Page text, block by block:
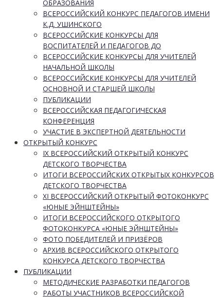
ОБРАЗОВАНИЯ
ВСЕРОССИЙСКИЙ КОНКУРС ПЕДАГОГОВ ИМЕНИ
К.Д. УШИНСКОГО
ВСЕРОССИЙСКИЕ КОНКУРСЫ ДЛЯ
ВОСПИТАТЕЛЕЙ И ПЕДАГОГОВ ДО
ВСЕРОССИЙСКИЕ КОНКУРСЫ ДЛЯ УЧИТЕЛЕЙ
НАЧАЛЬНОЙ ШКОЛЫ
ВСЕРОССИЙСКИЕ КОНКУРСЫ ДЛЯ УЧИТЕЛЕЙ
ОСНОВНОЙ И СТАРШЕЙ ШКОЛЫ
ПУБЛИКАЦИИ
ВСЕРОССИЙСКАЯ ПЕДАГОГИЧЕСКАЯ
КОНФЕРЕНЦИЯ
УЧАСТИЕ В ЭКСПЕРТНОЙ ДЕЯТЕЛЬНОСТИ
ОТКРЫТЫЙ КОНКУРС
IX ВСЕРОССИЙСКИЙ ОТКРЫТЫЙ КОНКУРС
ДЕТСКОГО ТВОРЧЕСТВА
ИТОГИ ВСЕРОССИЙСКИХ ОТКРЫТЫХ КОНКУРСОВ
ДЕТСКОГО ТВОРЧЕСТВА
XI ВСЕРОССИЙСКИЙ ОТКРЫТЫЙ ФОТОКОНКУРС
«ЮНЫЕ ЭЙНШТЕЙНЫ»
ИТОГИ ВСЕРОССИЙСКОГО ОТКРЫТОГО
ФОТОКОНКУРСА «ЮНЫЕ ЭЙНШТЕЙНЫ»
ФОТО ПОБЕДИТЕЛЕЙ И ПРИЗЁРОВ
АРХИВ ВСЕРОССИЙСКОГО ОТКРЫТОГО
КОНКУРСА ДЕТСКОГО ТВОРЧЕСТВА
ПУБЛИКАЦИИ
МЕТОДИЧЕСКИЕ РАЗРАБОТКИ ПЕДАГОГОВ
РАБОТЫ УЧАСТНИКОВ ВСЕРОССИЙСКОЙ